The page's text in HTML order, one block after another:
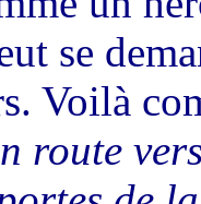
se
Voilà
route